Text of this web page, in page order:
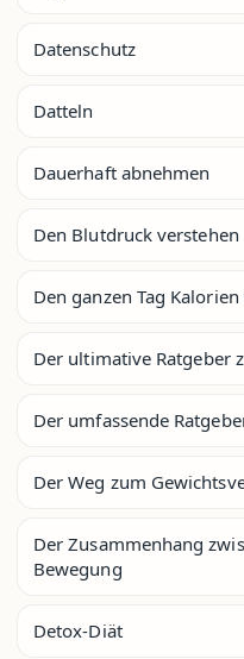
Datenschutz
Datteln
Dauerhaft abnehmen
Den Blutdruck verstehen
Den ganzen Tag
Der ultimative Ratgeber
Der umfassende
Der Weg zum
Der Zusammenhang
Bewegung
Detox-Diät